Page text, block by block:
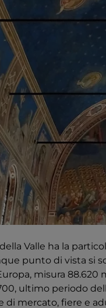
Valle ha la
punto di vista si
misura
ultimo periodo
di mercato, fiere e